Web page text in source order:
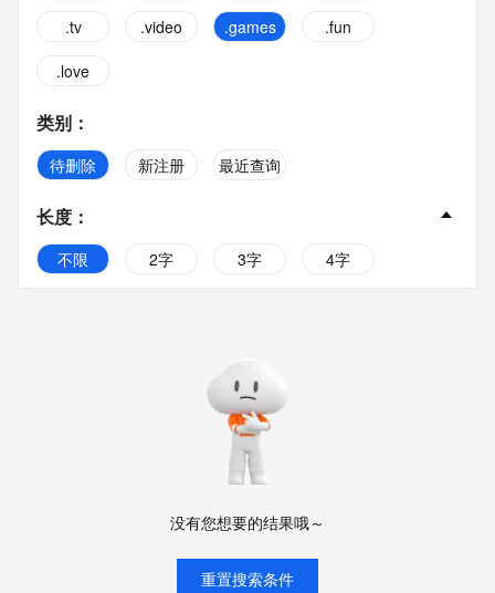
.tv
.video .games
.fun
.love
类别 ：
待删除 新注册 最近查询
长度 ：
不限 2字 3字
4字
没有您想要的结果哦～
重置搜索条件